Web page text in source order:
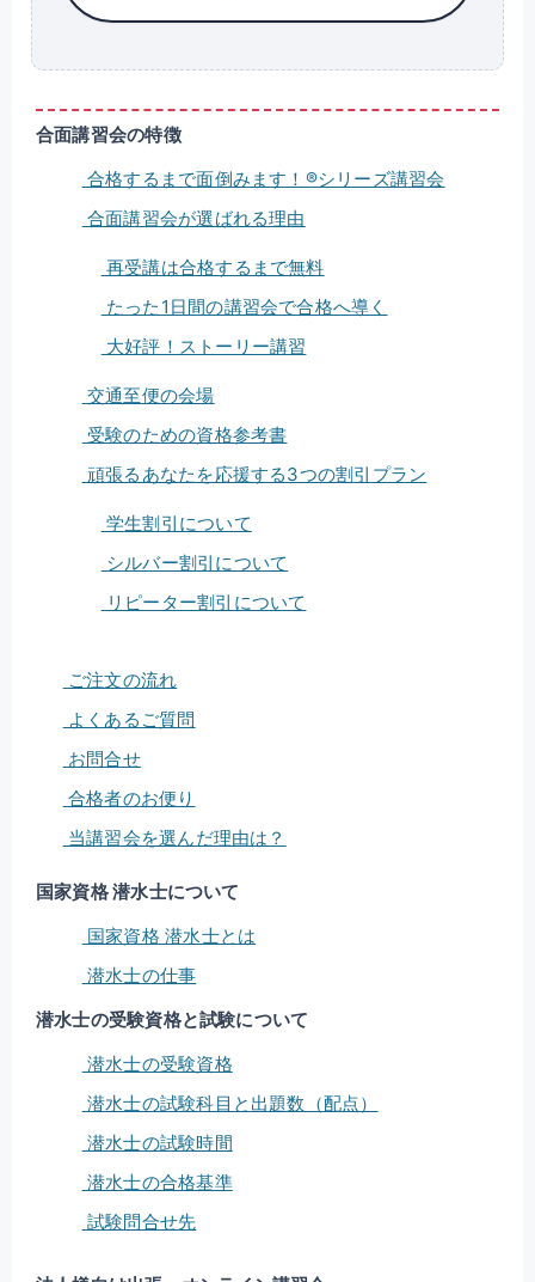
合面講習会の特徴
合格するまで面倒みます！®シリーズ講習会
合面講習会が選ばれる理由
再受講は合格するまで無料
たった1日間の講習会で合格へ導く
大好評！ストーリー講習
交通至便の会場
受験のための資格参考書
頑張るあなたを応援する3つの割引プラン
学生割引について
シルバー割引について
リピーター割引について
ご注文の流れ
よくあるご質問
お問合せ
合格者のお便り
当講習会を選んだ理由は？
国家資格 潜水士について
国家資格 潜水士とは
潜水士の仕事
潜水士の受験資格と試験について
潜水士の受験資格
潜水士の試験科目と出題数（配点）
潜水士の試験時間
潜水士の合格基準
試験問合せ先